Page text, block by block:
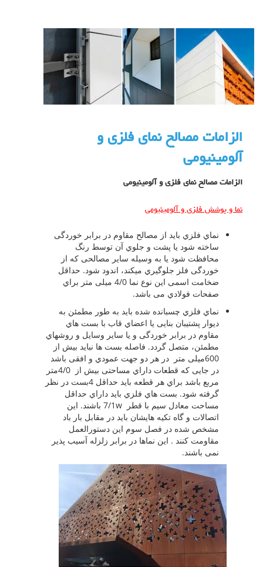
الزامات مصالح نمای فلزی و
آلومینیومی
الزامات مصالح نمای فلزی و آلومینیومی
نما و پوشش فلزي و آلومینیومی
نماي فلزي باید از مصالح مقاوم در برابر خوردگی
ساخته شود یا پشت و جلوي آن توسط رنگ
محافظت شود یا به وسیله سایر مصالحی که از
خوردگی فلز جلوگیري میکند، اندود شود. حداقل
ضخامت اسمی این نوع نما 4/0 میلی متر براي
صفحات فولادي می باشد.
نماي فلزي چسبانده شده باید به طور مطمئن به
دیوار پشتیبان بنایی یا اعضاي قاب با بست هاي
مقاوم در برابر خوردگی و یا سایر وسایل و روشهاي
مطمئن، متصل گردد. فاصله بست ها نباید بیش از
600میلی متر در هر دو جهت عمودي و افقی باشد
در جایی که قطعات داراي مساحتی بیش از 4/0متر
مربع باشد براي هر قطعه باید حداقل 4بست در نظر
گرفته شود. بست هاي فلزي باید داراي حداقل
مساحت معادل سیم با قطر 7/1w باشند. این
اتصالات و گاه تکیه هایشان باید در مقابل بار باد
مشخص شده در فصل سوم این دستورالعمل
مقاومت کنند . این نماها در برابر زلزله آسیب پذیر
نمی باشند.